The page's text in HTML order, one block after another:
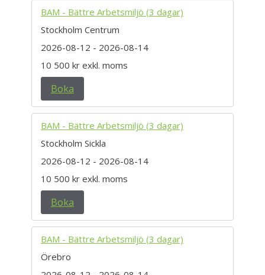
BAM - Bättre Arbetsmiljö (3 dagar)
Stockholm Centrum
2026-08-12 - 2026-08-14
10 500 kr exkl. moms
Boka
BAM - Bättre Arbetsmiljö (3 dagar)
Stockholm Sickla
2026-08-12 - 2026-08-14
10 500 kr exkl. moms
Boka
BAM - Bättre Arbetsmiljö (3 dagar)
Örebro